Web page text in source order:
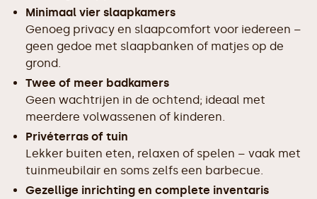
Minimaal vier slaapkamers
Genoeg privacy en slaapcomfort voor iedereen –
geen gedoe met slaapbanken of matjes op de
grond.
Twee of meer badkamers
Geen wachtrijen in de ochtend; ideaal met
meerdere volwassenen of kinderen.
Privéterras of tuin
Lekker buiten eten, relaxen of spelen – vaak met
tuinmeubilair en soms zelfs een barbecue.
Gezellige inrichting en complete inventaris